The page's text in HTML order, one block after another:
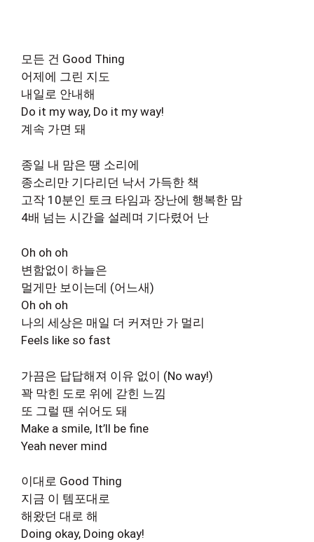
모든 건 Good Thing
어제에 그린 지도
내일로 안내해
Do it my way, Do it my way!
계속 가면 돼
종일 내 맘은 땡 소리에
종소리만 기다리던 낙서 가득한 책
고작 10분인 토크 타임과 장난에 행복한 맘
4배 넘는 시간을 설레며 기다렸어 난
Oh oh oh
변함없이 하늘은
멀게만 보이는데 (어느새)
Oh oh oh
나의 세상은 매일 더 커져만 가 멀리
Feels like so fast
가끔은 답답해져 이유 없이 (No way!)
꽉 막힌 도로 위에 갇힌 느낌
또 그럴 땐 쉬어도 돼
Make a smile, It’ll be fine
Yeah never mind
이대로 Good Thing
지금 이 템포대로
해왔던 대로 해
Doing okay, Doing okay!